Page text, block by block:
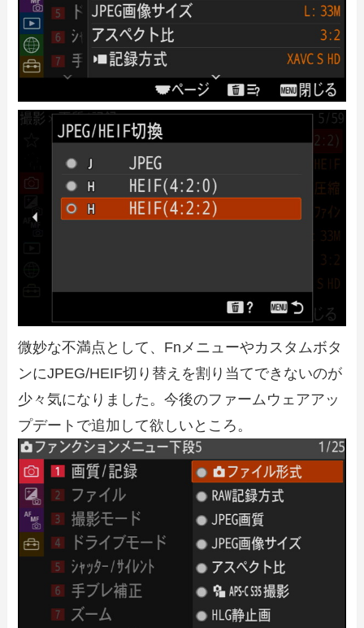
微妙な不満点として、Fnメニューやカスタムボタ
ンにJPEG/HEIF切り替えを割り当てできないのが
少々気になりました。今後のファームウェアアッ
プデートで追加して欲しいところ。